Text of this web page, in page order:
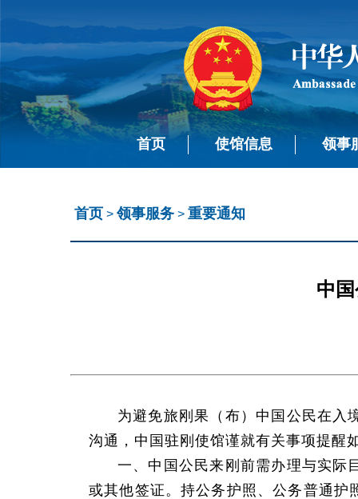
首页 使馆信息 领事
首页 >领事服务 > 重要通知
中
为避免旅刚果（布）中国公民在入
沟通，中国驻刚使馆谨就有关事项提醒
一、中国公民来刚前需办理与实际
或其他签证。持公务护照、公务普通